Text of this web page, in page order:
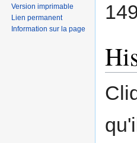
Version imprimable
Lien permanent
Information sur la page